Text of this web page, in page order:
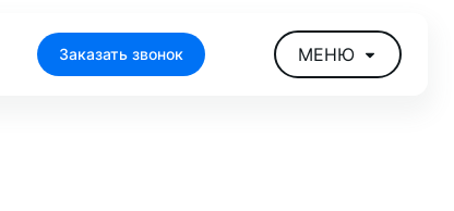
Заказать звонок МЕНЮ